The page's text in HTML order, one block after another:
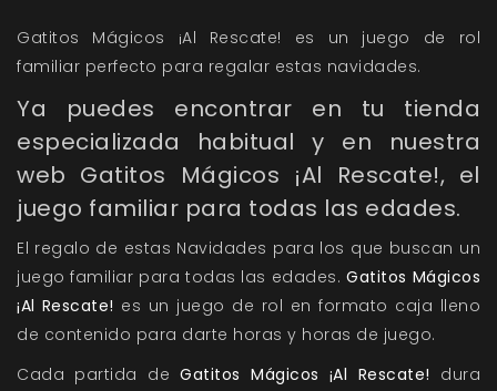
Gatitos Mágicos ¡Al Rescate! es un juego de rol
familiar perfecto para regalar estas navidades.
Ya puedes encontrar en tu tienda
especializada habitual y en nuestra
web Gatitos Mágicos ¡Al Rescate!, el
juego familiar para todas las edades.
El regalo de estas Navidades para los que buscan un
juego familiar para todas las edades.Gatitos Mágicos
¡Al Rescate! es un juego de rol en formato caja lleno
de contenido para darte horas y horas de juego.
Cada partida deGatitos Mágicos ¡Al Rescate! dura